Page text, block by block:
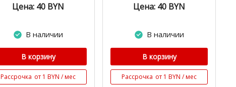
Цена: 40 BYN
В наличии
В корзину
Рассрочка от 1 BYN / мес
Цена: 40 BYN
В наличии
В корзину
Рассрочка от 1 BYN / мес